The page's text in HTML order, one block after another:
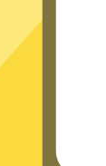
的服
接技术，只为
看看